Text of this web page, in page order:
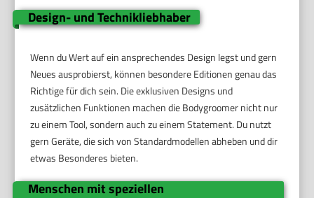
Design- und Technikliebhaber
Wenn du Wert auf ein ansprechendes Design legst und gern
Neues ausprobierst, können besondere Editionen genau das
Richtige für dich sein. Die exklusiven Designs und
zusätzlichen Funktionen machen die Bodygroomer nicht nur
zu einem Tool, sondern auch zu einem Statement. Du nutzt
gern Geräte, die sich von Standardmodellen abheben und dir
etwas Besonderes bieten.
Menschen mit speziellen